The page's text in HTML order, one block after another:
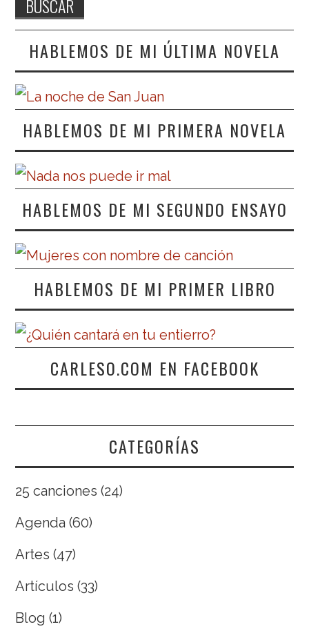
HABLEMOS DE MI ÚLTIMA NOVELA
HABLEMOS DE MI PRIMERA NOVELA
HABLEMOS DE MI SEGUNDO ENSAYO
HABLEMOS DE MI PRIMER LIBRO
CARLESO.COM EN FACEBOOK
CATEGORÍAS
25 canciones (24)
Agenda (60)
Artes (47)
Artículos (33)
Blog (1)